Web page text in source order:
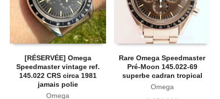
[RÉSERVÉE] Omega
Speedmaster vintage ref.
145.022 CRS circa 1981
jamais polie
Omega
Rare Omega Speedmaster
Pré-Moon 145.022-69
superbe cadran tropical
Omega